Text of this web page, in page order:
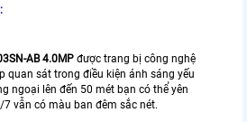
AB 4.0MP được trang bị công nghệ
quan sát trong điều kiện ánh sáng yếu
ngoại lên đến 50 mét bạn có thể yên
vẫn có màu ban đêm sắc nét.